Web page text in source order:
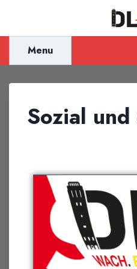
Menu
Sozial